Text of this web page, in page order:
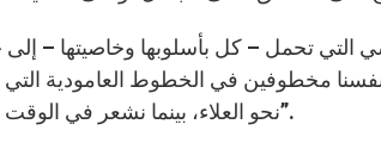
التي تحمل – كل بأسلوبها وخاصيتها – إلى
نفسنا مخطوفين في الخطوط العامودية
نحو العلاء، بينما نشعر في الوقت عينه أننا صغار وتواقين إلى الملء”.